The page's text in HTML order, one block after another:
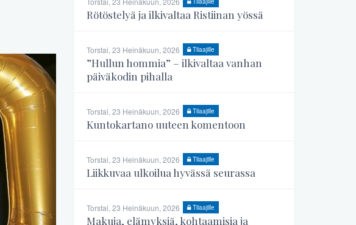
Rötöstelyä ja ilkivaltaa Ristiinan yössä
Torstai, 23 Heinäkuun, 2026 Tilaajille
”Hullun hommia” – ilkivaltaa vanhan
päiväkodin pihalla
Torstai, 23 Heinäkuun, 2026 Tilaajille
Kuntokartano uuteen komentoon
Torstai, 23 Heinäkuun, 2026 Tilaajille
Liikkuvaa ulkoilua hyvässä seurassa
Torstai, 23 Heinäkuun, 2026 Tilaajille
Makuja, elämyksiä, kohtaamisia ja